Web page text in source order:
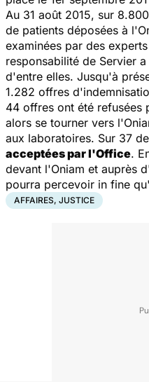
Au 31 août 2015, sur
de patients déposées à
examinées par des
responsabilité de Servier
d'entre elles. Jusqu'à
1.282 offres
44 offres ont été refusées
alors se tourner vers
aux laboratoires. Sur 37
acceptées par l'Office.
devant l'Oniam et auprès
pourra percevoir in fine qu'
AFFAIRES, JUSTICE